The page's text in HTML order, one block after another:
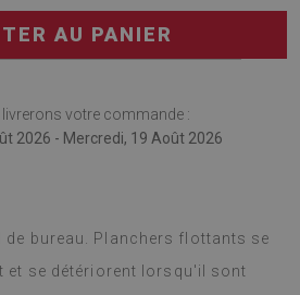
AU PANIER
votre commande :
2026 - Mercredi, 19 Août 2026
de bureau. Planchers flottants se
et se détériorent lorsqu'il sont